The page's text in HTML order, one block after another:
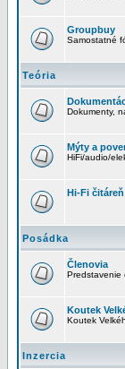
Groupbuy
Samostatné
Teória
Dokumenty,
Mýty a
HiFi/audio/
Hi-Fi čitáreň
Posádka
Členovia
Predstavenie
Koutek
Koutek
Inzercia